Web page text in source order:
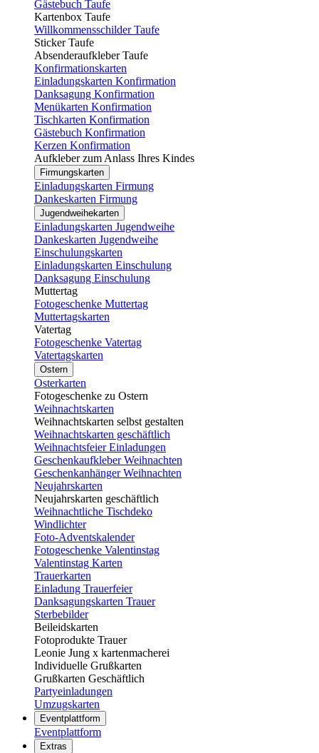
Gästebuch Taufe
Kartenbox Taufe
Willkommensschilder Taufe
Sticker Taufe
Absenderaufkleber Taufe
Konfirmationskarten
Einladungskarten Konfirmation
Danksagung Konfirmation
Menükarten Konfirmation
Tischkarten Konfirmation
Gästebuch Konfirmation
Kerzen Konfirmation
Aufkleber zum Anlass Ihres Kindes
Firmungskarten
Einladungskarten Firmung
Dankeskarten Firmung
Jugendweihekarten
Einladungskarten Jugendweihe
Dankeskarten Jugendweihe
Einschulungskarten
Einladungskarten Einschulung
Danksagung Einschulung
Muttertag
Fotogeschenke Muttertag
Muttertagskarten
Vatertag
Fotogeschenke Vatertag
Vatertagskarten
Ostern
Osterkarten
Fotogeschenke zu Ostern
Weihnachtskarten
Weihnachtskarten selbst gestalten
Weihnachtskarten geschäftlich
Weihnachtsfeier Einladungen
Geschenkaufkleber Weihnachten
Geschenkanhänger Weihnachten
Neujahrskarten
Neujahrskarten geschäftlich
Weihnachtliche Tischdeko
Windlichter
Foto-Adventskalender
Fotogeschenke Valentinstag
Valentinstag Karten
Trauerkarten
Einladung Trauerfeier
Danksagungskarten Trauer
Sterbebilder
Beileidskarten
Fotoprodukte Trauer
Leonie Jung x kartenmacherei
Individuelle Grußkarten
Grußkarten Geschäftlich
Partyeinladungen
Umzugskarten
Eventplattform
Eventplattform
Extras